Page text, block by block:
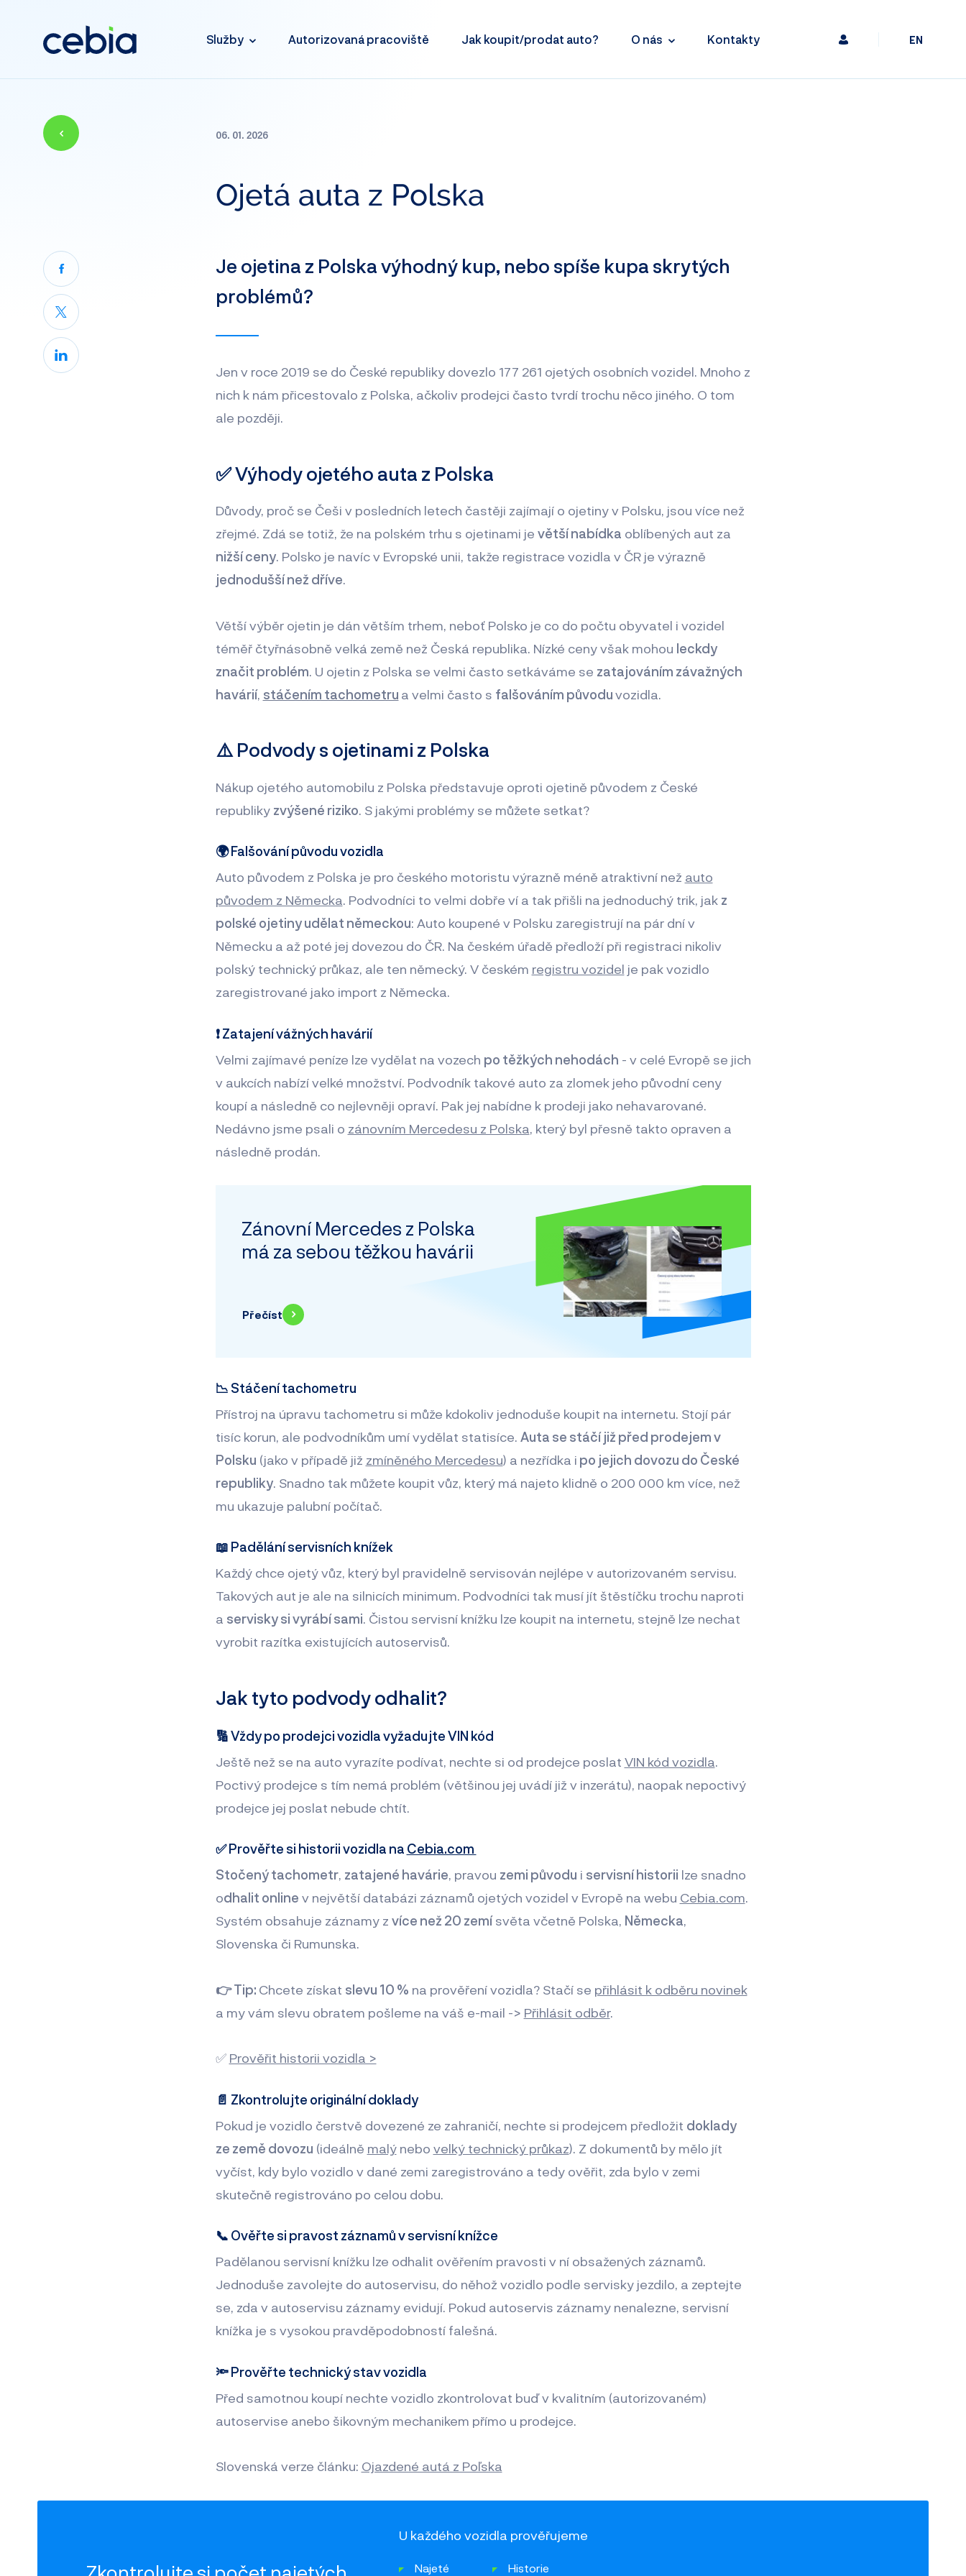
Služby Autorizovaná pracoviště Jak koupit/prodat auto? O nás Kontakty EN
Ojetá auta z Polska
06. 01. 2026
Je ojetina z Polska výhodný kup, nebo spíše kupa skrytých
problémů?
Jen v roce 2019 se do České republiky dovezlo 177 261 ojetých osobních vozidel. Mnoho z
nich k nám přicestovalo z Polska, ačkoliv prodejci často tvrdí trochu něco jiného. O tom
ale později.
✅ Výhody ojetého auta z Polska
Důvody, proč se Češi v posledních letech častěji zajímají o ojetiny v Polsku, jsou více než
zřejmé. Zdá se totiž, že na polském trhu s ojetinami je větší nabídka oblíbených aut za
nižší ceny. Polsko je navíc v Evropské unii, takže registrace vozidla v ČR je výrazně
jednodušší než dříve.
Větší výběr ojetin je dán větším trhem, neboť Polsko je co do počtu obyvatel i vozidel
téměř čtyřnásobně velká země než Česká republika. Nízké ceny však mohou leckdy
značit problém. U ojetin z Polska se velmi často setkáváme se zatajováním závažných
havárií, stáčením tachometru a velmi často s falšováním původuvozidla.
⚠️ Podvody s ojetinami z Polska
Nákup ojetého automobilu z Polska představuje oproti ojetině původem z České
republiky zvýšené riziko. S jakými problémy se můžete setkat?
🌍 Falšování původu vozidla
Auto původem z Polska je pro českého motoristu výrazně méně atraktivní než auto
původem z Německa. Podvodníci to velmi dobře ví a tak přišli na jednoduchý trik, jak z
polské ojetiny udělat německou: Auto koupené v Polsku zaregistrují na pár dní v
Německu a až poté jej dovezou do ČR. Na českém úřadě předloží při registraci nikoliv
polský technický průkaz, ale ten německý. V českém registru vozidel je pak vozidlo
zaregistrované jako import z Německa.
❗ Zatajení vážných havárií
Velmi zajímavé peníze lze vydělat na vozech po těžkých nehodách - v celé Evropě se jich
v aukcích nabízí velké množství. Podvodník takové auto za zlomek jeho původní ceny
koupí a následně co nejlevněji opraví. Pak jej nabídne k prodeji jako nehavarované.
Nedávno jsme psali o zánovním Mercedesu z Polska, který byl přesně takto opraven a
následně prodán.
Zánovní Mercedes z Polska
má za sebou těžkou havárii
Přečíst
📉 Stáčení tachometru
Přístroj na úpravu tachometru si může kdokoliv jednoduše koupit na internetu. Stojí pár
tisíc korun, ale podvodníkům umí vydělat statisíce. Auta se stáčí již před prodejem v
Polsku (jako v případě již zmíněného Mercedesu) a nezřídka i po jejich dovozu do České
republiky. Snadno tak můžete koupit vůz, který má najeto klidně o 200 000 km více, než
mu ukazuje palubní počítač.
📖 Padělání servisních knížek
Každý chce ojetý vůz, který byl pravidelně servisován nejlépe v autorizovaném servisu.
Takových aut je ale na silnicích minimum. Podvodníci tak musí jít štěstíčku trochu naproti
a servisky si vyrábí sami. Čistou servisní knížku lze koupit na internetu, stejně lze nechat
vyrobit razítka existujících autoservisů.
Jak tyto podvody odhalit?
🔢 Vždy po prodejci vozidla vyžadujte VIN kód
Ještě než se na auto vyrazíte podívat, nechte si od prodejce poslat VIN kód vozidla.
Poctivý prodejce s tím nemá problém (většinou jej uvádí již v inzerátu), naopak nepoctivý
prodejce jej poslat nebude chtít.
✅ Prověřte si historii vozidla na Cebia.com
Stočený tachometr, zatajené havárie, pravou zemi původu i servisní historii lze snadno
odhalit online v největší databázi záznamů ojetých vozidel v Evropě na webu Cebia.com.
Systém obsahuje záznamy z více než 20 zemísvěta včetně Polska, Německa,
Slovenska či Rumunska.
👉 Tip: Chcete získat slevu 10 % na prověření vozidla? Stačí se přihlásit k odběru novinek
a my vám slevu obratem pošleme na váš e-mail -> Přihlásit odběr.
✅ Prověřit historii vozidla >
📄 Zkontrolujte originální doklady
Pokud je vozidlo čerstvě dovezené ze zahraničí, nechte si prodejcem předložit doklady
ze země dovozu (ideálně malýnebo velký technický průkaz). Z dokumentů by mělo jít
vyčíst, kdy bylo vozidlo v dané zemi zaregistrováno a tedy ověřit, zda bylo v zemi
skutečně registrováno po celou dobu.
📞 Ověřte si pravost záznamů v servisní knížce
Padělanou servisní knížku lze odhalit ověřením pravosti v ní obsažených záznamů.
Jednoduše zavolejte do autoservisu, do něhož vozidlo podle servisky jezdilo, a zeptejte
se, zda v autoservisu záznamy evidují. Pokud autoservis záznamy nenalezne, servisní
knížka je s vysokou pravděpodobností falešná.
🔦 Prověřte technický stav vozidla
Před samotnou koupí nechte vozidlo zkontrolovat buď v kvalitním (autorizovaném)
autoservise anebo šikovným mechanikem přímo u prodejce.
Slovenská verze článku: Ojazdené autá z Poľska
U každého vozidla prověřujeme
Najeté Historie